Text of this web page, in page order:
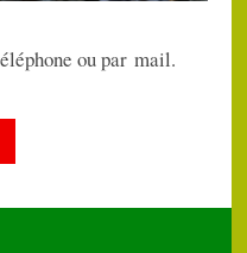
ou par mail.